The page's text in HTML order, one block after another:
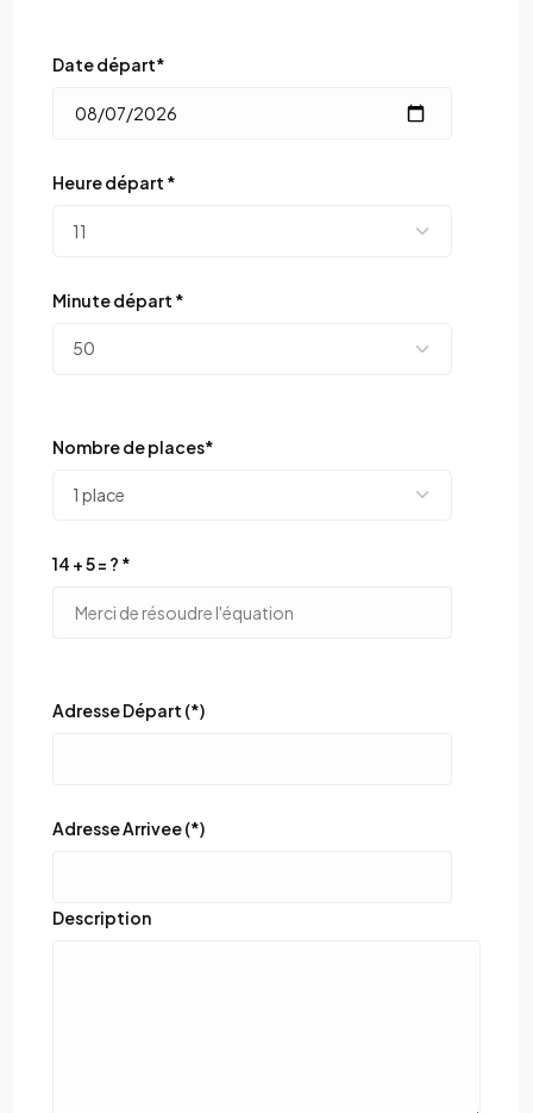
Date départ*
Heure départ *
Minute départ *
Nombre de places*
14 + 5 = ? *
Adresse Départ (*)
Adresse Arrivee (*)
Description